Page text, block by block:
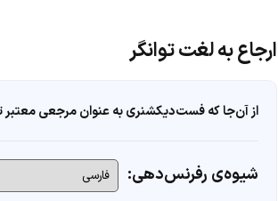
ارجاع به لغت توانگر
از آن‌جا که فست‌دیکشنری به عنوان مرجعی معتبر
شیوه‌ی رفرنس‌دهی: